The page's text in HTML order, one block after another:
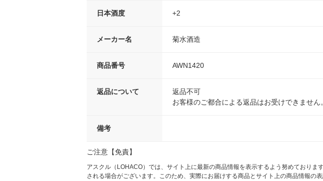
日本酒度 +2
メーカー名 菊水酒造
商品番号 AWN1420
返品について
返品不可
お客様のご都合による返品はお受けできません。
備考
ご注意【免責】
アスクル（LOHACO）では、サイト上に最新の商品情報を表示するよう努めており
される場合がございます。このため、実際にお届けする商品とサイト上の商品情報